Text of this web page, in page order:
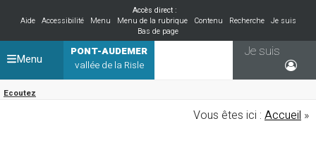
Accès direct :
Aide
Accessibilité Menu Menu de la rubrique Contenu Recherche
Je suis
Bas de page
PONT-AUDEMER
vallée de la Risle
Ecoutez
Je suis
Menu
Vous êtes ici : Accueil »